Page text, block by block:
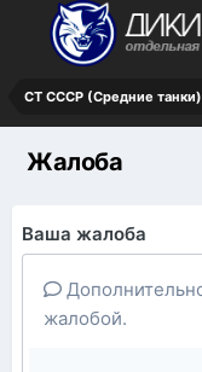
СТ СССР (Средние танки)
Жалоба
Ваша жалоба
жалобой.